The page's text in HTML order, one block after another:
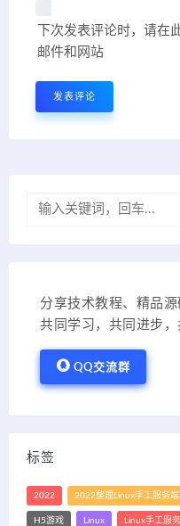
下次发表评论时，请在
邮件和网站
分享技术教程、精品源
共同学习，共同进步，
QQ交流群
标签
2022 2022整理Linux手工服务端
H5游戏 Linux Linux手工服